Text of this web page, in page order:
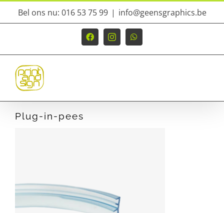
Ga
inhoud
Bel ons nu: 016 53 75 99 | info@geensgraphics.be
FacebookInstagramWhatsApp
Plug-in-pees